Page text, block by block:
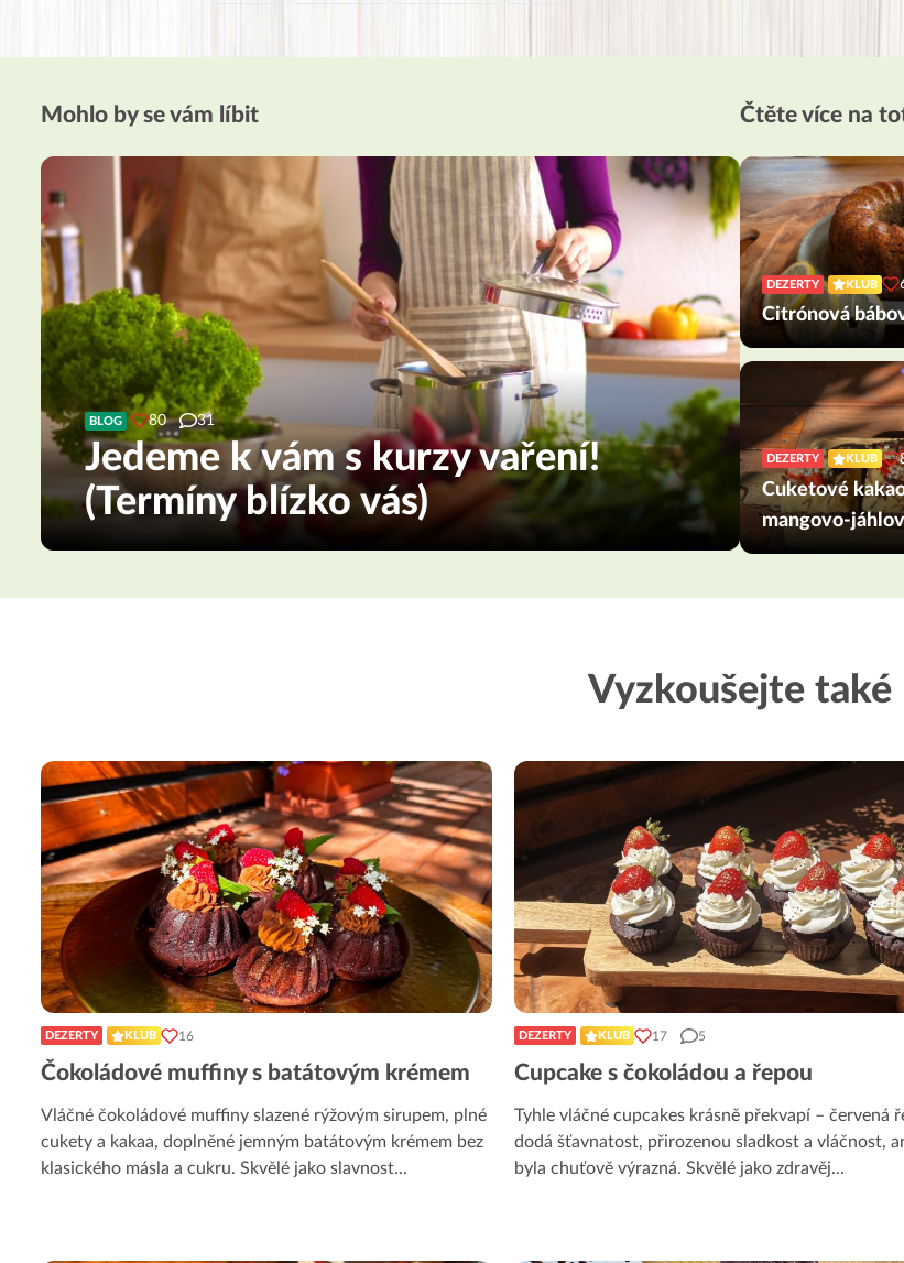
Mohlo by se vám líbit
BLOG 80 31
Jedeme k vám s kurzy vaření!
(Termíny blízko vás)
Čtěte více na
DEZERTY KLUB
Citrónová
DEZERTY KLUB
Cuketové
mangovo-
Vyzkoušejte také
DEZERTY KLUB 16
Čokoládové muffiny s batátovým krémem
Vláčné čokoládové muffiny slazené rýžovým sirupem, plné
cukety a kakaa, doplněné jemným batátovým krémem bez
klasického másla a cukru. Skvělé jako slavnost...
DEZERTY KLUB 17 5
Cupcake s čokoládou a řepou
Tyhle vláčné cupcakes krásně překvapí – červená
dodá šťavnatost, přirozenou sladkost a vláčnost,
byla chuťově výrazná. Skvělé jako zdravěj...